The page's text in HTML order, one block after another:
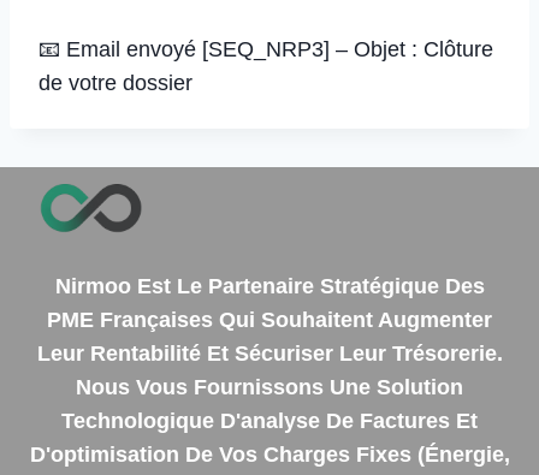
📧 Email envoyé [SEQ_NRP3] – Objet : Clôture
de votre dossier
Nirmoo Est Le Partenaire Stratégique Des
PME Françaises Qui Souhaitent Augmenter
Leur Rentabilité Et Sécuriser Leur Trésorerie.
Nous Vous Fournissons Une Solution
Technologique D'analyse De Factures Et
D'optimisation De Vos Charges Fixes (énergie,